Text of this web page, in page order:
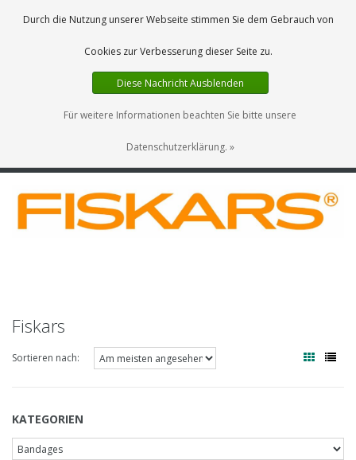
0 Artikel
DE
Fiskars
Sortieren nach:
KATEGORIEN
Durch die Nutzung unserer Webseite stimmen Sie dem Gebrauch von
Cookies zur Verbesserung dieser Seite zu.
Diese Nachricht Ausblenden
Für weitere Informationen beachten Sie bitte unsere
Datenschutzerklärung. »